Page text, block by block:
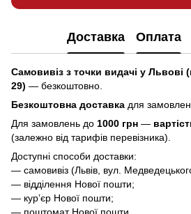
Доставка Оплата
Самовивіз з точки видачі у Львові
29) — безкоштовно.
Безкоштовна доставка для
Для замовлень до 1000 грн —
(залежно від тарифів перевізника).
Доступні способи доставки:
— самовивіз (Львів, вул.
— відділення Нової пошти;
— курʼєр Нової пошти;